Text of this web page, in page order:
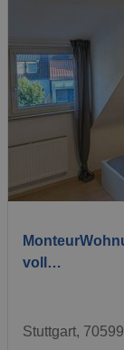
voll…
Stuttgart, 70599